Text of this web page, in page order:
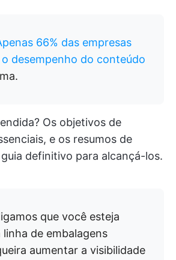
66% das empresas
desempenho do conteúdo
Os objetivos de
e os resumos de
definitivo para alcançá-los.
que você esteja
de embalagens
aumentar a visibilidade